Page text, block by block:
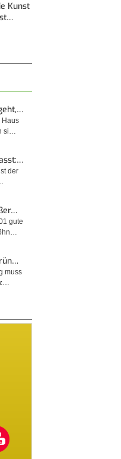
Auge behalten werden, denn wenn
Dichtungen zu erkennen, so…
Kunst
Haus
si…
der
gute
muss